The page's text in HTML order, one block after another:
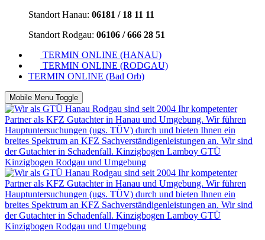
Standort Hanau: 06181 / 18 11 11
Standort Rodgau: 06106 / 666 28 51
TERMIN ONLINE (HANAU)
TERMIN ONLINE (RODGAU)
TERMIN ONLINE (Bad Orb)
Mobile Menu Toggle